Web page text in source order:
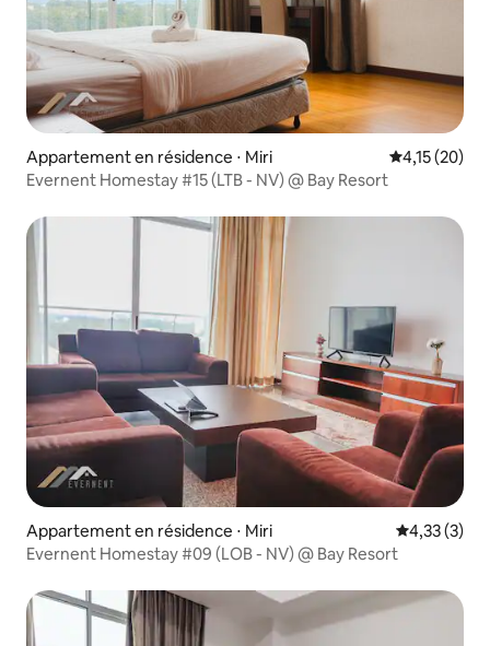
Appartement en résidence ⋅ Miri Évaluation
4,15 (20)
Evernent Homestay #15 (LTB - NV) @ Bay Resort
Appartement en résidence ⋅ Miri Évaluation
4,33 (3)
Evernent Homestay #09 (LOB - NV) @ Bay Resort